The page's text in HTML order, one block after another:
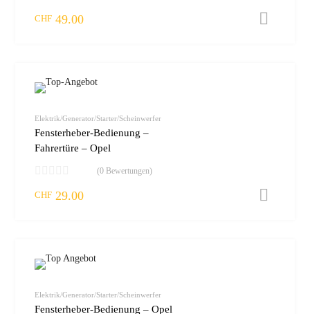
CHF 49.00
Elektrik/Generator/Starter/Scheinwerfer
Fensterheber-Bedienung –
Fahrertüre – Opel
(0 Bewertungen)
CHF 29.00
Elektrik/Generator/Starter/Scheinwerfer
Fensterheber-Bedienung – Opel